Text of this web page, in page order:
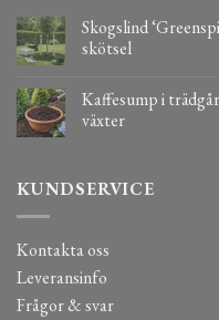
Skogslind
skötsel
Kaffesump i
växter
KUNDSERVICE
Kontakta oss
Leveransinfo
Frågor & svar